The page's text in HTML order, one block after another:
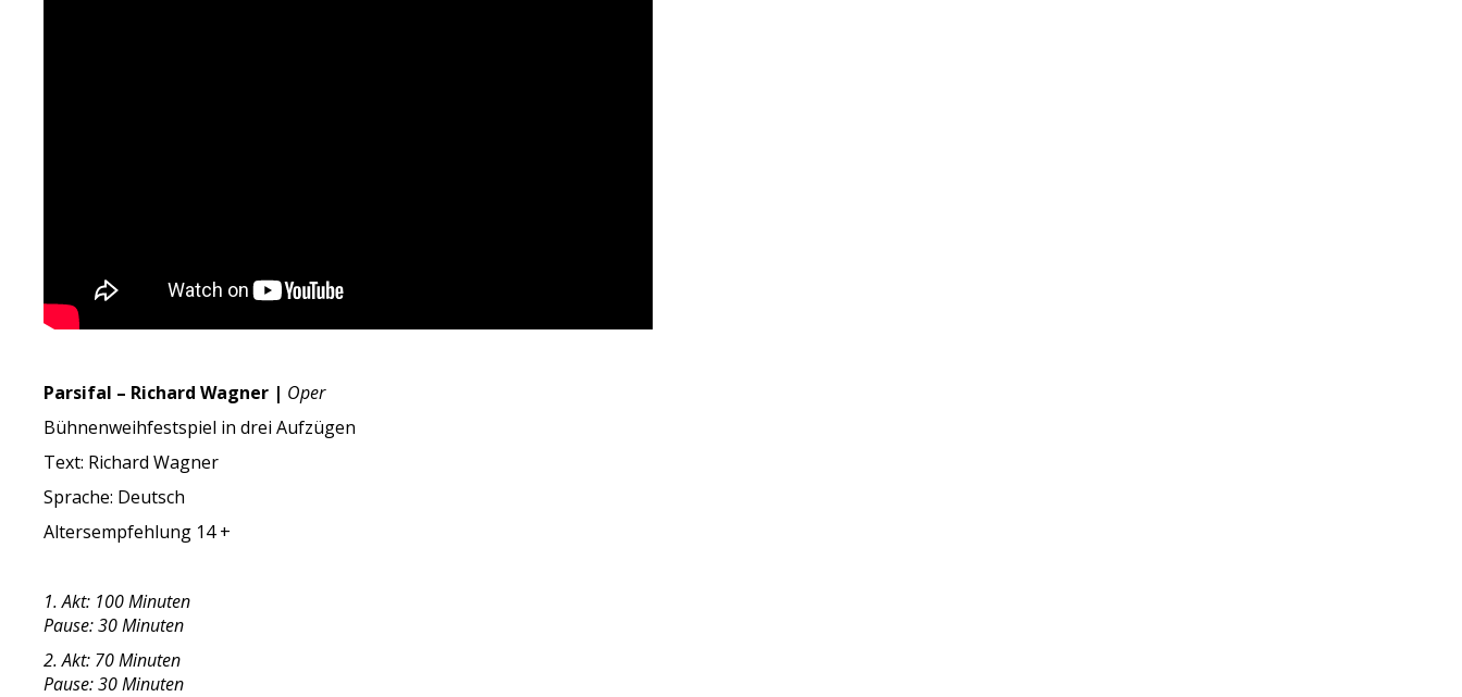
Parsifal – Richard Wagner | Oper
Bühnenweihfestspiel in drei Aufzügen
Text: Richard Wagner
Sprache: Deutsch
Altersempfehlung 14 +
1. Akt: 100 Minuten
Pause: 30 Minuten
2. Akt: 70 Minuten
Pause: 30 Minuten